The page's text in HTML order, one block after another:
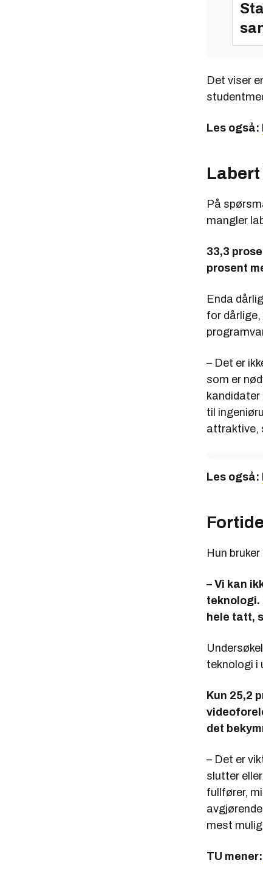
Det viser
Les også:
Labert
På
mangler
33,3
prosent
Enda
for
– Det er
som er
kandidater
til
attraktive,
Les også:
Hun
– Vi kan
teknologi.
hele tatt,
teknologi i
Kun 25,2
det
– Det er
slutter
fullfører,
mest
TU mener: